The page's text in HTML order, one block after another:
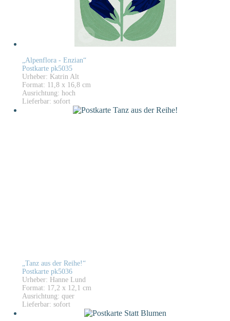
„Alpenflora - Enzian“
Postkarte pk5035
Urheber: Katrin Alt
Format: 11,8 x 16,8 cm
Ausrichtung: hoch
Lieferbar: sofort
„Tanz aus der Reihe!“
Postkarte pk5036
Urheber: Hanne Lund
Format: 17,2 x 12,1 cm
Ausrichtung: quer
Lieferbar: sofort